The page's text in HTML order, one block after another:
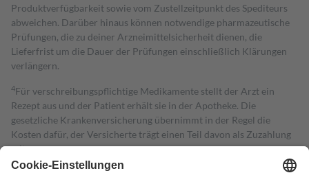
Produktverfügbarkeit sowie vom Zustellzeitpunkt des Spediteurs
abweichen. Darüber hinaus können notwendige pharmazeutische
Prüfungen, die zu deiner Arzneimittelsicherheit dienen, die
Lieferfrist um die Dauer der Prüfungen einschließlich Klärungen
verlängern.
4Für verschreibungspflichtige Medikamente stellt der Arzt ein
Rezept aus und der Patient erhält sie in der Apotheke. Die
gesetzliche Krankenversicherung übernimmt in der Regel die
Kosten dafür, der Versicherte trägt einen Teil davon als Zuzahlung
mit.
Grundsätzlich leisten Mitglieder Zuzahlungen in Höhe von zehn